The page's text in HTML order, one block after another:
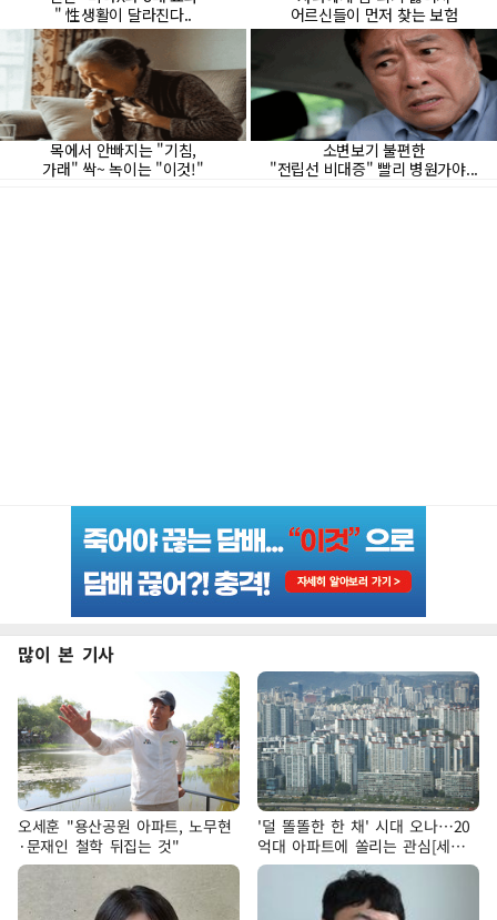
많이 본 기사
오세훈 "용산공원 아파트, 노무현
·문재인 철학 뒤집는 것"
'덜 똘똘한 한 채' 시대 오나…20
억대 아파트에 쏠리는 관심[세제
개편, 그 이후②]